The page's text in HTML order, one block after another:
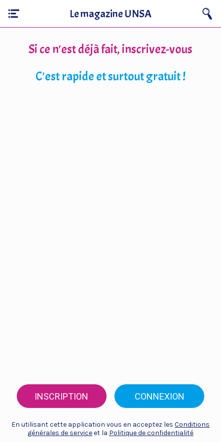
Le magazine UNSA
Si ce n'est déjà fait, inscrivez-vous
C'est rapide et surtout gratuit !
INSCRIPTION CONNEXION
En utilisant cette application vous en acceptez les Conditions
générales de serviceet la Politique de confidentialité